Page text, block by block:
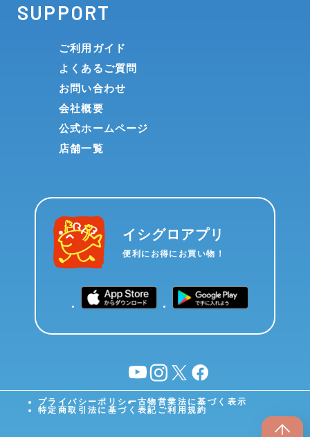
SUPPORT
ご利用ガイド
よくあるご質問
お問い合わせ
会社概要
公式ホームページ
店舗一覧
イシグロアプリ
便利にお得にお買い物！
YouTubeinstagram
X facebook
プライバシーポリシー古物営業法に基づく表示
特定商取引法に基づく表記 ご利用規約